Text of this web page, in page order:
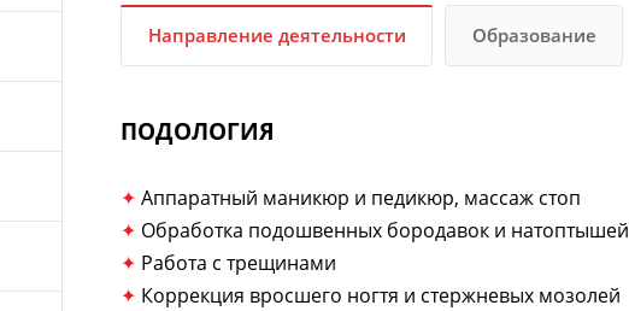
Направление деятельности Образование
ПОДОЛОГИЯ
✦ Аппаратный маникюр и педикюр, массаж стоп
✦ Обработка подошвенных бородавок и натоптышей
✦ Работа с трещинами
✦ Коррекция вросшего ногтя и стержневых мозолей